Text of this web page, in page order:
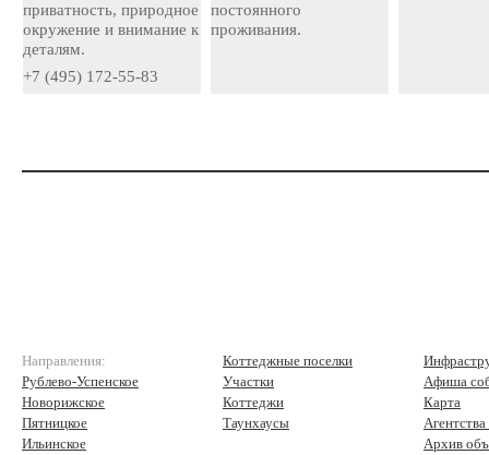
приватность, природное
окружение и внимание к
деталям.
+7 (495) 172-55-83
постоянного
проживания.
Направления:
Рублево-Успенское
Новорижское
Пятницкое
Ильинское
Коттеджные поселки
Участки
Коттеджи
Таунхаусы
Афиша
Карта
Архив